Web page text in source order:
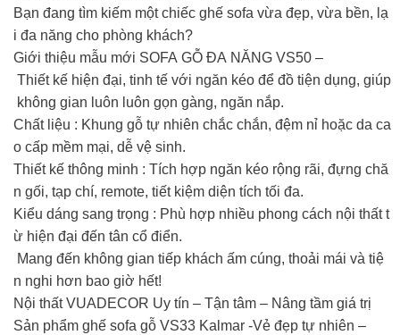
Bạn đang tìm kiếm một chiếc ghế sofa vừa đẹp, vừa bền, lạ
i đa năng cho phòng khách?
Giới thiệu mẫu mới SOFA GỖ ĐA NĂNG VS50 –
Thiết kế hiện đại, tinh tế với ngăn kéo để đồ tiện dụng, giúp
không gian luôn luôn gọn gàng, ngăn nắp.
Chất liệu : Khung gỗ tự nhiên chắc chắn, đệm nỉ hoặc da ca
o cấp mềm mại, dễ vệ sinh.
Thiết kế thông minh : Tích hợp ngăn kéo rộng rãi, đựng chă
n gối, tạp chí, remote, tiết kiệm diện tích tối đa.
Kiểu dáng sang trọng : Phù hợp nhiều phong cách nội thất t
ừ hiện đại đến tân cổ điển.
Mang đến không gian tiếp khách ấm cúng, thoải mái và tiệ
n nghi hơn bao giờ hết!
Nội thất VUADECOR Uy tín – Tận tâm – Nâng tầm giá trị
Sản phẩm ghế sofa gỗ VS33 Kalmar -Vẻ đẹp tự nhiên –